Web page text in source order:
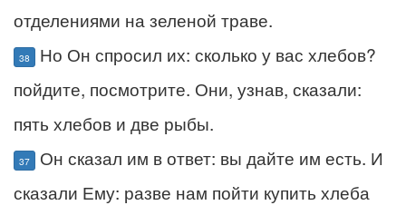
отделениями на зеленой траве.
38
Но Он спросил их: сколько у вас хлебов?
пойдите, посмотрите. Они, узнав, сказали:
пять хлебов и две рыбы.
37
Он сказал им в ответ: вы дайте им есть. И
сказали Ему: разве нам пойти купить хлеба